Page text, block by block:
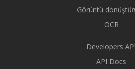
Görüntü
OCR
Developers API
API Docs